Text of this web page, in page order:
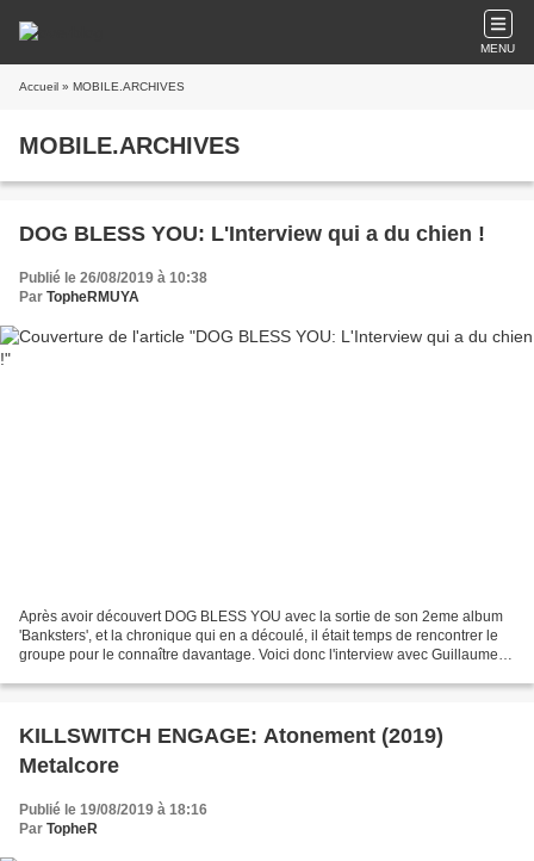
MENU
Accueil » MOBILE.ARCHIVES
MOBILE.ARCHIVES
DOG BLESS YOU: L'Interview qui a du chien !
Publié le 26/08/2019 à 10:38
Par TopheRMUYA
Après avoir découvert DOG BLESS YOU avec la sortie de son 2eme album
'Banksters', et la chronique qui en a découlé, il était temps de rencontrer le
groupe pour le connaître davantage. Voici donc l'interview avec Guillaume
KILLSWITCH ENGAGE: Atonement (2019)
Metalcore
Publié le 19/08/2019 à 18:16
Par TopheR